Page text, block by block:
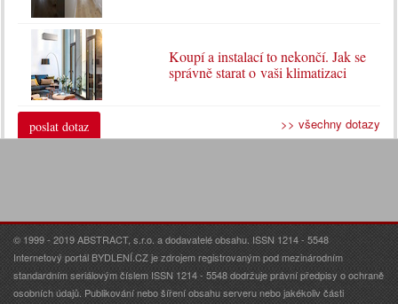
Koupí a instalací to nekončí. Jak se
správně starat o vaši klimatizaci
poslat dotaz >> všechny dotazy
© 1999 - 2019 ABSTRACT, s.r.o. a dodavatelé obsahu. ISSN 1214 - 5548
Internetový portál BYDLENÍ.CZ je zdrojem registrovaným pod mezinárodním
standardním seriálovým číslem ISSN 1214 - 5548 dodržuje právní předpisy o ochraně
osobních údajů. Publikování nebo šíření obsahu serveru nebo jakékoliv části